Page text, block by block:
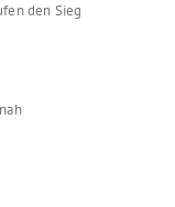
den Sieg